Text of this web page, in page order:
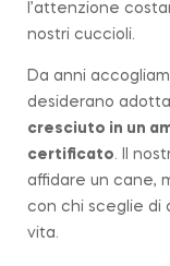
l’attenzione
nostri cuccioli.
Da anni
desiderano
cresciuto in un
certificato. Il
affidare un cane,
con chi sceglie di
vita.